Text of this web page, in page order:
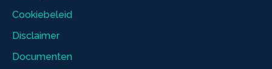
Cookiebeleid
Disclaimer
Documenten